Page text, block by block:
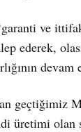
ve
ederek,
geçtiğimiz
üretimi